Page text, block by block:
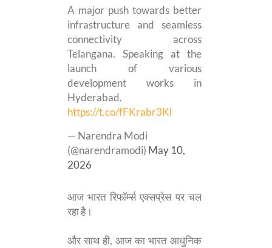
A major push towards better
infrastructure and seamless
connectivity across
Telangana. Speaking at the
launch of various
development works in
Hyderabad.
https://t.co/fFKrabr3Kl
— Narendra Modi
(@narendramodi) May 10,
2026
आज भारत रिफॉर्म्स एक्सप्रेस पर चल
रहा है।
और साथ ही, आज का भारत आधुनिक